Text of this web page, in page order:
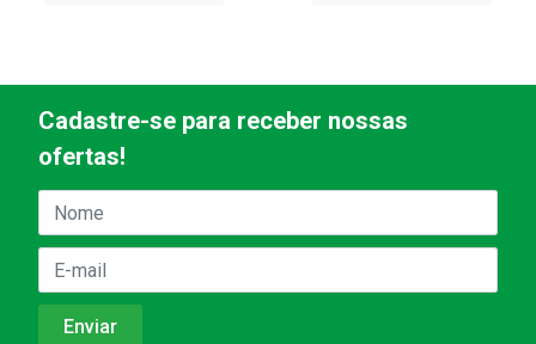
Cadastre-se para receber nossas
ofertas!